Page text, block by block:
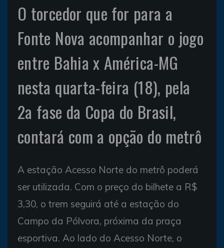
O torcedor que for para a
Fonte Nova acompanhar o jogo
entre Bahia x América-MG
nesta quarta-feira (18), pela
2a fase da Copa do Brasil,
contará com a opção do metrô
A estação Acesso Norte do metrô poderá
ser utilizada. Com o preço do bilhete a R$
3,30, o trem seguirá até a estação do
Campo da Pólvora, próxima da praça
esportiva. Ao lado do Acesso Norte, o